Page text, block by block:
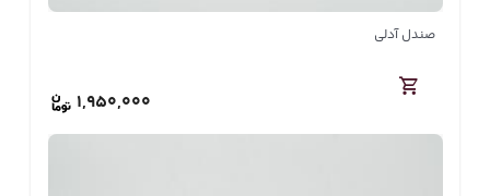
صندل آدلی
1,950,000